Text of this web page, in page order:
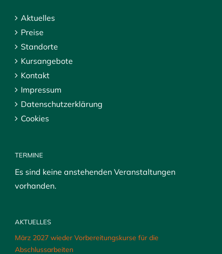
Aktuelles
Preise
Standorte
Kursangebote
Kontakt
Impressum
Datenschutzerklärung
Cookies
TERMINE
Es sind keine anstehenden Veranstaltungen
vorhanden.
AKTUELLES
März 2027 wieder Vorbereitungskurse für die
Abschlussarbeiten